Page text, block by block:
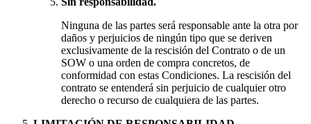
Ninguna de las partes será responsable ante la otra por
daños y perjuicios de ningún tipo que se deriven
exclusivamente de la rescisión del Contrato o de un
SOW o una orden de compra concretos, de
conformidad con estas Condiciones. La rescisión del
contrato se entenderá sin perjuicio de cualquier otro
derecho o recurso de cualquiera de las partes.